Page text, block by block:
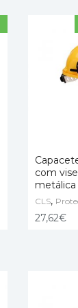
SELECT
com
metálica
CLS,
27,62€